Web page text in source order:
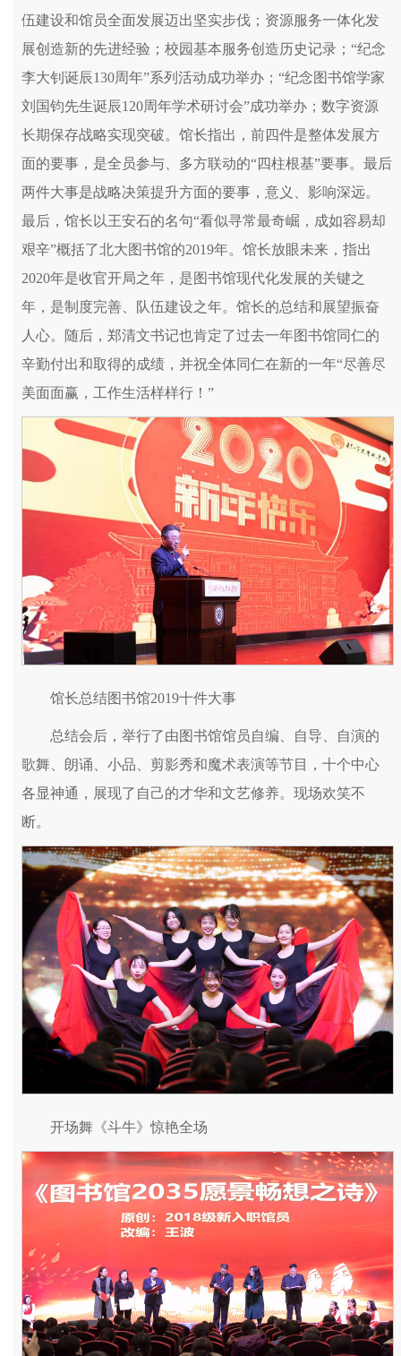
伍建设和馆员全面发展迈出坚实步伐；资源服务一体化发
展创造新的先进经验；校园基本服务创造历史记录；“纪念
李大钊诞辰130周年”系列活动成功举办；“纪念图书馆学家
刘国钧先生诞辰120周年学术研讨会”成功举办；数字资源
长期保存战略实现突破。馆长指出，前四件是整体发展方
面的要事，是全员参与、多方联动的“四柱根基”要事。最后
两件大事是战略决策提升方面的要事，意义、影响深远。
最后，馆长以王安石的名句“看似寻常最奇崛，成如容易却
艰辛”概括了北大图书馆的2019年。馆长放眼未来，指出
2020年是收官开局之年，是图书馆现代化发展的关键之
年，是制度完善、队伍建设之年。馆长的总结和展望振奋
人心。随后，郑清文书记也肯定了过去一年图书馆同仁的
辛勤付出和取得的成绩，并祝全体同仁在新的一年“尽善尽
美面面赢，工作生活样样行！”
馆长总结图书馆2019十件大事
总结会后，举行了由图书馆馆员自编、自导、自演的
歌舞、朗诵、小品、剪影秀和魔术表演等节目，十个中心
各显神通，展现了自己的才华和文艺修养。现场欢笑不
断。
开场舞《斗牛》惊艳全场